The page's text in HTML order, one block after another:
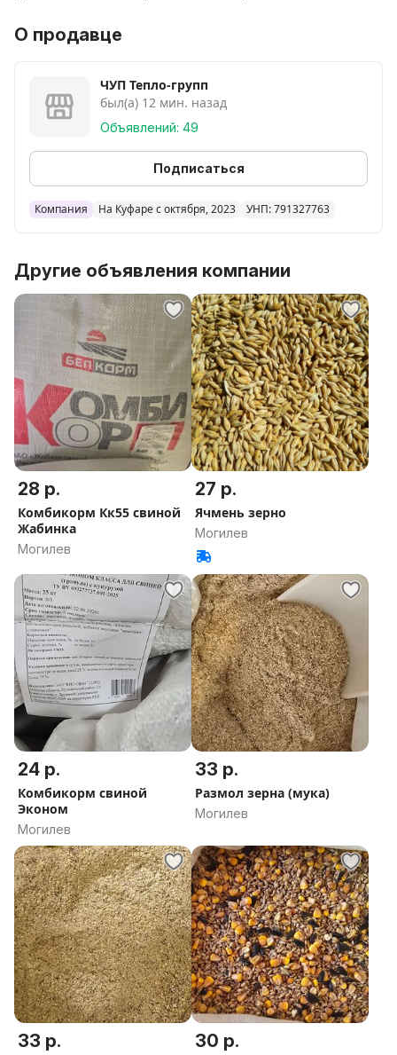
О продавце
ЧУП Тепло-групп
был(а) 12 мин. назад
Объявлений: 49
Подписаться
Компания На Куфаре с октября, 2023 УНП: 791327763
Другие объявления компании
28 р.
Комбикорм Кк55 свиной
Жабинка
Могилев
27 р.
Ячмень зерно
Могилев
24 р.
Комбикорм свиной
Эконом
Могилев
33 р.
Размол зерна (мука)
Могилев
33 р. 30 р.